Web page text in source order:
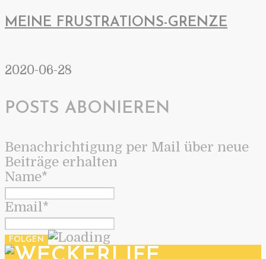
MEINE FRUSTRATIONS-GRENZE
2020-06-28
POSTS ABONIEREN
Benachrichtigung per Mail über neue
Beiträge erhalten
Name*
Email*